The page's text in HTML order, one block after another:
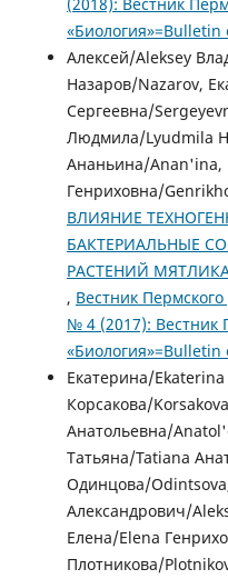
Алексей/Aleksey
Назаров/Nazarov,
Сергеевна/
Людмила/Lyudmila
Ананьина/Anan'ina,
Генриховна/
ВЛИЯНИЕ
БАКТЕРИАЛЬНЫЕ
РАСТЕНИЙ МЯТЛИКА
, Вестник
№ 4 (2017): Вестник
Екатерина/
Корсакова/
Анатольевна/
Татьяна/Tatiana
Одинцова/
Александрович/
Елена/Elena
Плотникова/